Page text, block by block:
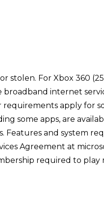
stolen. For Xbox 360
internet
requirements apply for
some apps, are
and system
Agreement at
required to